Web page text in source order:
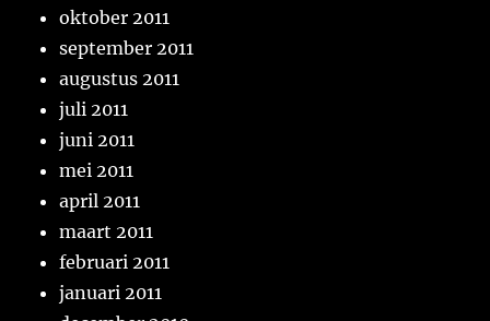
oktober 2011
september 2011
augustus 2011
juli 2011
juni 2011
mei 2011
april 2011
maart 2011
februari 2011
januari 2011